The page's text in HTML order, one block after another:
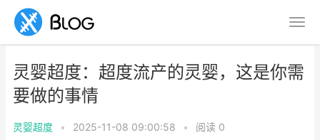
灵婴超度：超度流产的灵婴，这是你需
要做的事情
灵婴超度 • 2025-11-08 09:00:58 • 阅读 0